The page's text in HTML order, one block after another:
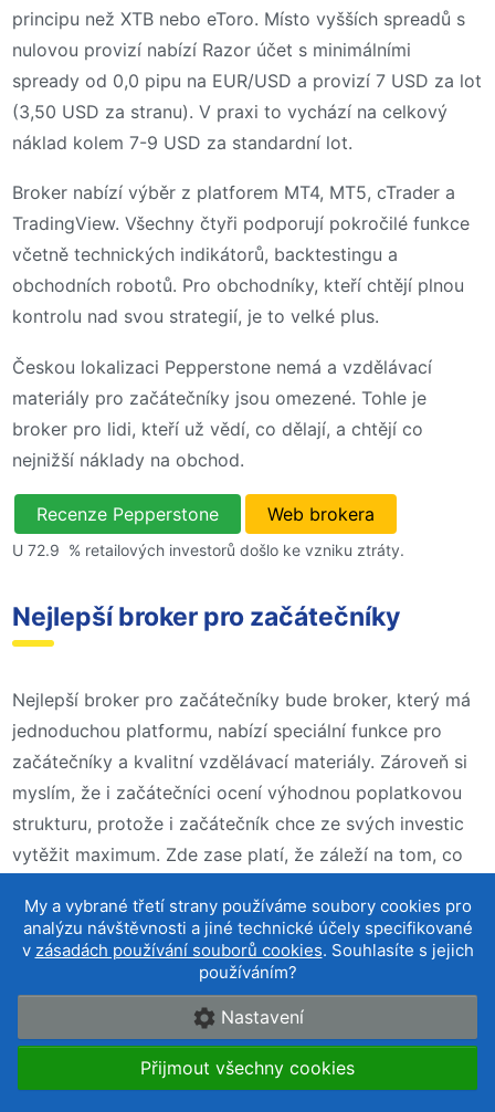
principu než XTB nebo eToro. Místo vyšších spreadů s
nulovou provizí nabízí Razor účet s minimálními
spready od 0,0 pipu na EUR/USD a provizí 7 USD za lot
(3,50 USD za stranu). V praxi to vychází na celkový
náklad kolem 7-9 USD za standardní lot.
Broker nabízí výběr z platforem MT4, MT5, cTrader a
TradingView. Všechny čtyři podporují pokročilé funkce
včetně technických indikátorů, backtestingu a
obchodních robotů. Pro obchodníky, kteří chtějí plnou
kontrolu nad svou strategií, je to velké plus.
Českou lokalizaci Pepperstone nemá a vzdělávací
materiály pro začátečníky jsou omezené. Tohle je
broker pro lidi, kteří už vědí, co dělají, a chtějí co
nejnižší náklady na obchod.
Recenze Pepperstone Web brokera
U 72.9 % retailových investorů došlo ke vzniku ztráty.
Nejlepší broker pro začátečníky
Nejlepší broker pro začátečníky bude broker, který má
jednoduchou platformu, nabízí speciální funkce pro
začátečníky a kvalitní vzdělávací materiály. Zároveň si
myslím, že i začátečníci ocení výhodnou poplatkovou
strukturu, protože i začátečník chce ze svých investic
vytěžit maximum. Zde zase platí, že záleží na tom, co
investovat. Obecně si myslím, že třeba eToro poskytuje
uživatelsky přívětivou obchodní platformu. V jeho
platformě se zorientuje i začátečník, to samé platí i o
U XTB se mi hodně líbí jejich mobilní aplikace, která je
přehledná a vyskakují na mě aktuální zprávy z trhů a
My a vybrané třetí strany používáme soubory cookies pro
analýzu návštěvnosti a jiné technické účely specifikované
v zásadách používání souborů cookies. Souhlasíte s jejich
používáním?
Nastavení
Přijmout všechny cookies